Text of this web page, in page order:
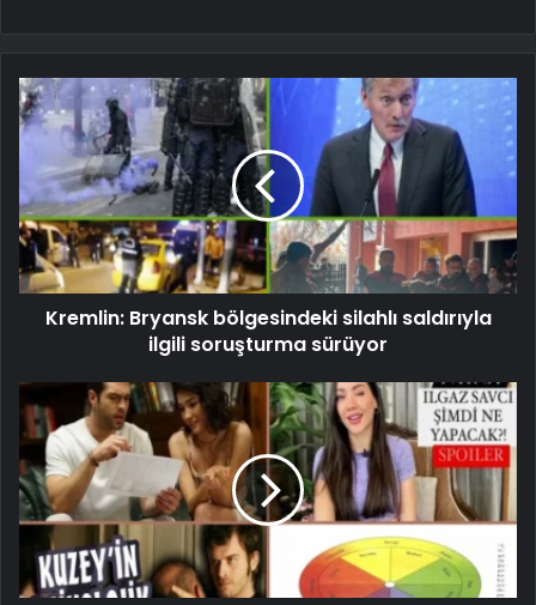
Kremlin: Bryansk bölgesindeki silahlı saldırıyla
ilgili soruşturma sürüyor